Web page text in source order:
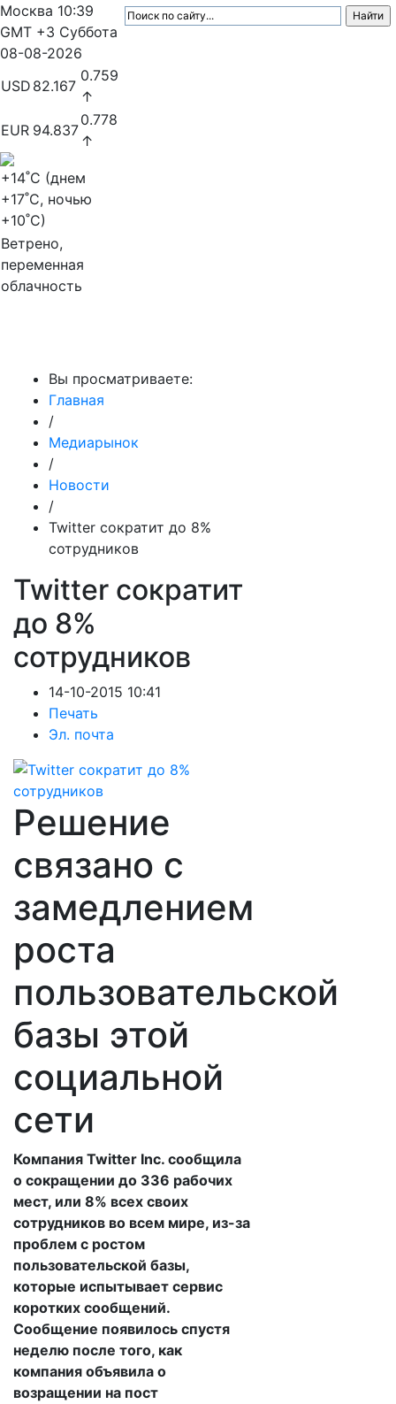
Москва 10:39
GMT +3 Суббота
08-08-2026
USD 82.167
0.759
↑
EUR 94.837
0.778
↑
+14˚C (днем
+17˚C, ночью
+10˚C)
Ветрено,
переменная
облачность
Вы просматриваете:
Главная
/
Медиарынок
/
Новости
/
Twitter сократит до 8%
сотрудников
Twitter сократит
до 8%
сотрудников
14-10-2015 10:41
Печать
Эл. почта
Решение
связано с
замедлением
роста
пользовательской
базы этой
социальной
сети
Компания Twitter Inc. сообщила
о сокращении до 336 рабочих
мест, или 8% всех своих
сотрудников во всем мире, из-за
проблем с ростом
пользовательской базы,
которые испытывает сервис
коротких сообщений.
Сообщение появилось спустя
неделю после того, как
компания объявила о
возращении на пост